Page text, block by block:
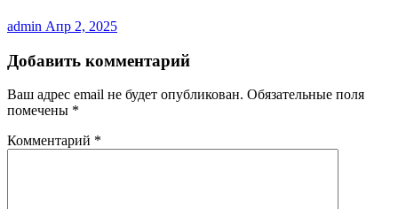
admin Апр 2, 2025
Добавить комментарий
Ваш адрес email не будет опубликован. Обязательные поля
помечены *
Комментарий *